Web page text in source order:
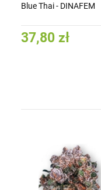
Blue Thai - DINAFEM
37,80 zł